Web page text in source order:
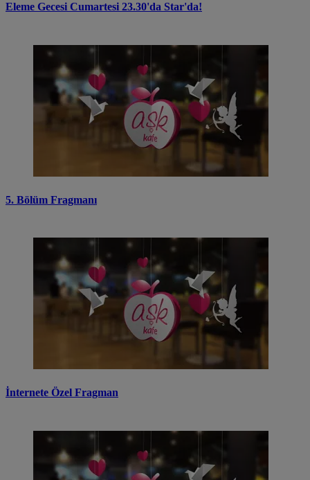
Eleme Gecesi Cumartesi 23.30'da Star'da!
5. Bölüm Fragmanı
İnternete Özel Fragman